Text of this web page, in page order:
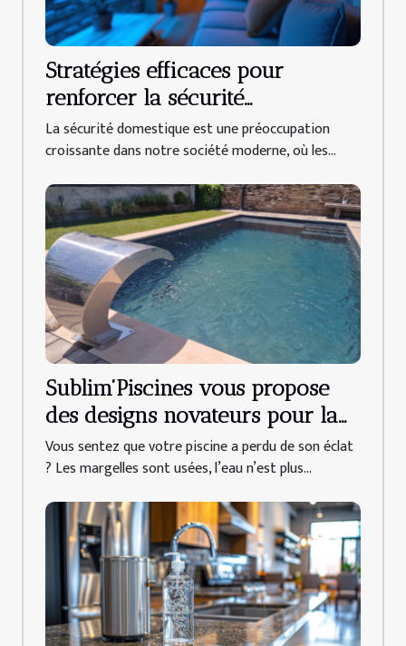
Stratégies efficaces pour
renforcer la sécurité
domestique face aux
cambriolages
La sécurité domestique est une préoccupation
croissante dans notre société moderne, où les...
Sublim’Piscines vous propose
des designs novateurs pour la
rénovation de votre piscine
dans le Var !
Vous sentez que votre piscine a perdu de son éclat
? Les margelles sont usées, l’eau n’est plus...